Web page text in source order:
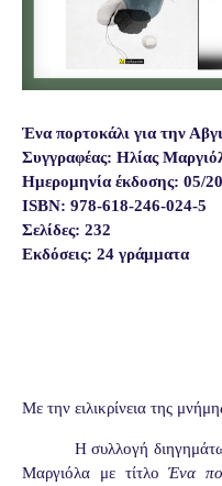
Ένα πορτοκάλι για την
Συγγραφέας: Ηλίας
Ημερομηνία έκδοσης: 05/
ISBN: 978-618-246-024-5
Σελίδες: 232
Εκδόσεις: 24 γράμματα
Με την ειλικρίνεια της
H συλλογή
Μαργιόλα με τίτλοΈνα